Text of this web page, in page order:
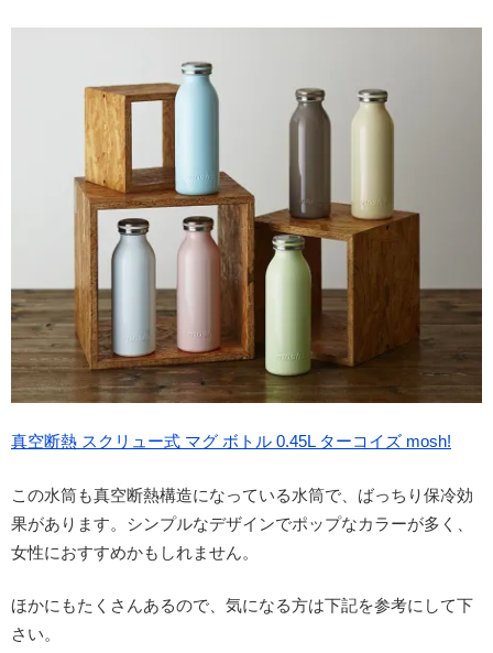
真空断熱 スクリュー式 マグ ボトル 0.45L ターコイズ mosh!
この水筒も真空断熱構造になっている水筒で、ばっちり保冷効
果があります。シンプルなデザインでポップなカラーが多く、
女性におすすめかもしれません。
ほかにもたくさんあるので、気になる方は下記を参考にして下
さい。